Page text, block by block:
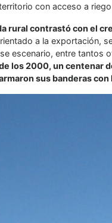
con acceso a
rural contrastó con el
a la exportación,
escenario, entre tantos
los 2000, un centenar
sus banderas